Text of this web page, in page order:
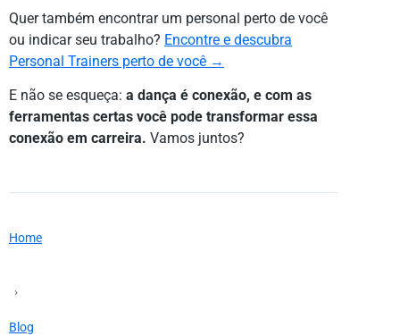
Quer também encontrar um personal perto de você
ou indicar seu trabalho? Encontre e descubra
Personal Trainers perto de você →
E não se esqueça: a dança é conexão, e com as
ferramentas certas você pode transformar essa
conexão em carreira. Vamos juntos?
Home
›
Blog